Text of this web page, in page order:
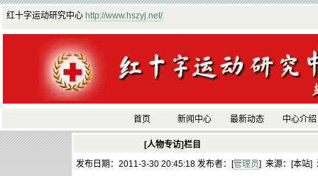
红十字运动研究中心 http://www.hszyj.net/
首页 新闻中心 最新动态 中心介绍
[人物专访]栏目
发布日期：2011-3-30 20:45:18 发布者：[管理员] 来源：[本站]